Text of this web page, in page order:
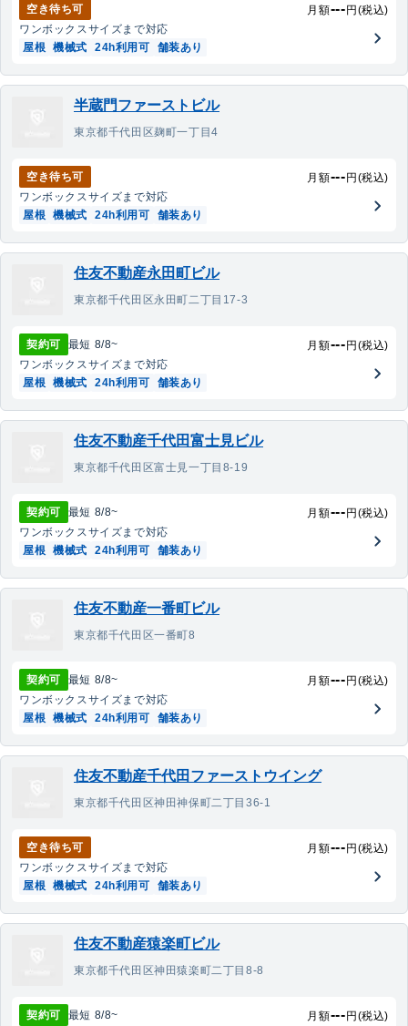
空き待ち可 月額--- 円(税込)
ワンボックスサイズまで対応
屋根 機械式 24h利用可 舗装あり
半蔵門ファーストビル
東京都千代田区麹町一丁目4
空き待ち可 月額--- 円(税込)
ワンボックスサイズまで対応
屋根 機械式 24h利用可 舗装あり
住友不動産永田町ビル
東京都千代田区永田町二丁目17-3
契約可 最短 8/8~ 月額--- 円(税込)
ワンボックスサイズまで対応
屋根 機械式 24h利用可 舗装あり
住友不動産千代田富士見ビル
東京都千代田区富士見一丁目8-19
契約可 最短 8/8~ 月額--- 円(税込)
ワンボックスサイズまで対応
屋根 機械式 24h利用可 舗装あり
住友不動産一番町ビル
東京都千代田区一番町8
契約可 最短 8/8~ 月額--- 円(税込)
ワンボックスサイズまで対応
屋根 機械式 24h利用可 舗装あり
住友不動産千代田ファーストウイング
東京都千代田区神田神保町二丁目36-1
空き待ち可 月額--- 円(税込)
ワンボックスサイズまで対応
屋根 機械式 24h利用可 舗装あり
住友不動産猿楽町ビル
東京都千代田区神田猿楽町二丁目8-8
契約可 最短 8/8~ 月額--- 円(税込)